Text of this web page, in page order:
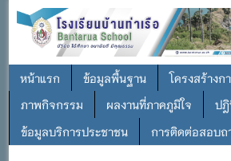
หน้าแรก ข้อมูลพื้นฐาน โครงสร้างก
ภาพกิจกรรม
ผลงานที่ภาคภูมิใจ
ป
ข้อมูลบริการประชาชน
การติดต่อสอบถ